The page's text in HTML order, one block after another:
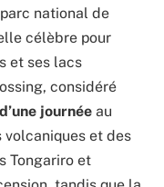
national de
célèbre pour
et ses lacs
considéré
journée au
volcaniques et des
Tongariro et